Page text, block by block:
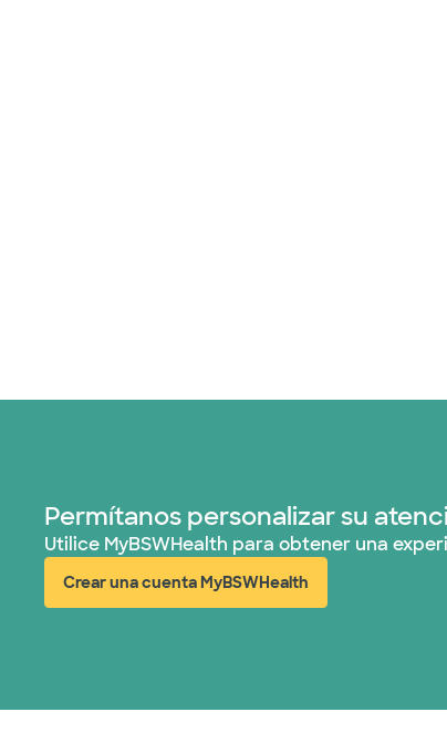
Permítanos personalizar su
Utilice MyBSWHealth para obtener una
Crear una cuenta MyBSWHealth
(abre en ventana nueva)